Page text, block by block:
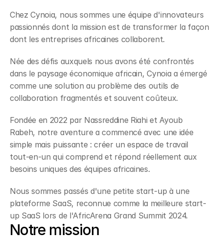
Chez Cynoia, nous sommes une équipe d'innovateurs
passionnés dont la mission est de transformer la façon
dont les entreprises africaines collaborent.
Née des défis auxquels nous avons été confrontés
dans le paysage économique africain, Cynoia a émergé
comme une solution au problème des outils de
collaboration fragmentés et souvent coûteux.
Fondée en 2022 par Nassreddine Riahi et Ayoub
Rabeh, notre aventure a commencé avec une idée
simple mais puissante : créer un espace de travail
tout-en-un qui comprend et répond réellement aux
besoins uniques des équipes africaines.
Nous sommes passés d'une petite start-up à une
plateforme SaaS, reconnue comme la meilleure start-
up SaaS lors de l'AfricArena Grand Summit 2024.
Notre mission